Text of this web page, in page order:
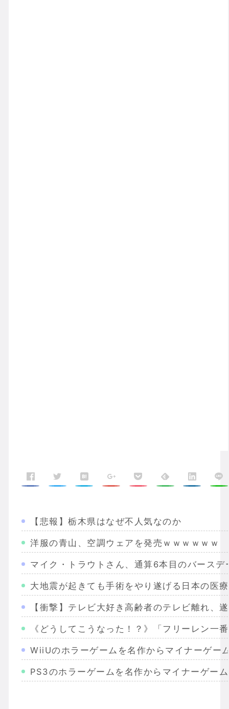
【悲報】栃木県はなぜ不人気なのか
洋服の青山、空調ウェアを発売ｗｗｗｗｗｗ
マイク・トラウトさん、通算6本目のバース
大地震が起きても手術をやり遂げる日本の医
【衝撃】テレビ大好き高齢者のテレビ離れ、
《どうしてこうなった！？》「フリーレン
WiiUのホラーゲームを名作からマイナーゲー
PS3のホラーゲームを名作からマイナーゲー